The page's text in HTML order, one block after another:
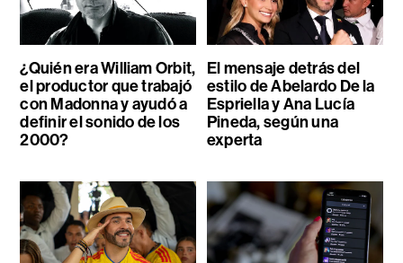
¿Quién era William Orbit,
el productor que trabajó
con Madonna y ayudó a
definir el sonido de los
2000?
El mensaje detrás del
estilo de Abelardo De la
Espriella y Ana Lucía
Pineda, según una
experta